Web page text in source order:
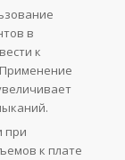
в
к
при
к плате